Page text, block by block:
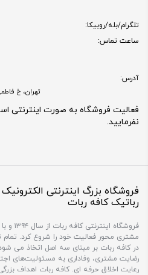
تلگرام/بله/روبیکا:
ساعت تماس:
آدرس:
تهران، خ فاطمی،
فعالیت فروشگاه به صورت اینترنتی
نفرمایید.
فروشگاه بزرگ اینترنتی
رباتیک کافه ربات
فروشگاه
مشتری محور فعالیت خود را شروع کرد.
در کافه ربات بر مبنای سه اصل اتخاذ می
رضایت مشتری، وفاداری به مسئولیت‌های
رعایت اخلاق حرفه ای. کافه ربات اهداف بزرگی